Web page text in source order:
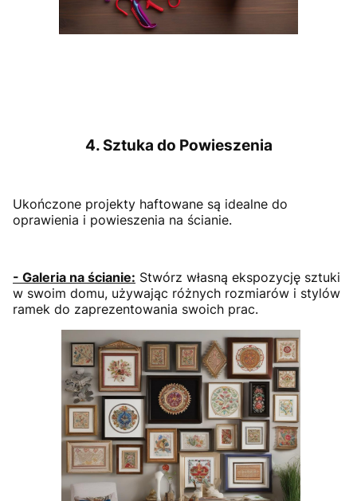
4. Sztuka do Powieszenia
Ukończone projekty haftowane są idealne do
oprawienia i powieszenia na ścianie.
- Galeria na ścianie: Stwórz własną ekspozycję sztuki
w swoim domu, używając różnych rozmiarów i stylów
ramek do zaprezentowania swoich prac.